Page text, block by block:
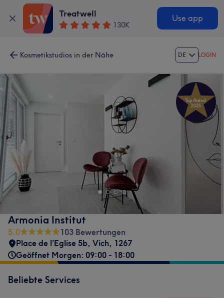
Treatwell
130K
Use app
Kosmetikstudios in der Nähe DE LOGIN
Armonia Institut
5.0
103 Bewertungen
Place de l’Eglise 5b, Vich, 1267
Geöffnet Morgen: 09:00 - 18:00
Beliebte Services